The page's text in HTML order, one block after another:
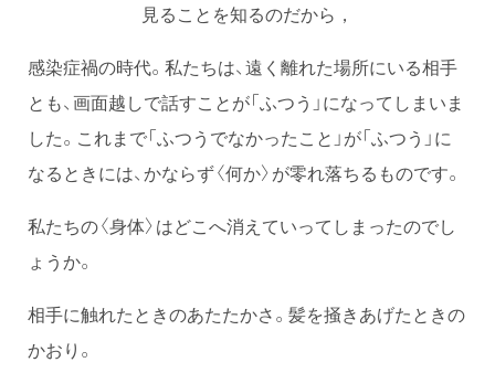
見ることを知るのだから，
感染症禍の時代。私たちは、遠く離れた場所にいる相手
とも、画面越しで話すことが「ふつう」になってしまいま
した。これまで「ふつうでなかったこと」が「ふつう」に
なるときには、かならず〈何か〉が零れ落ちるものです。
私たちの〈身体〉はどこへ消えていってしまったのでし
ょうか。
相手に触れたときのあたたかさ。髪を掻きあげたときの
かおり。